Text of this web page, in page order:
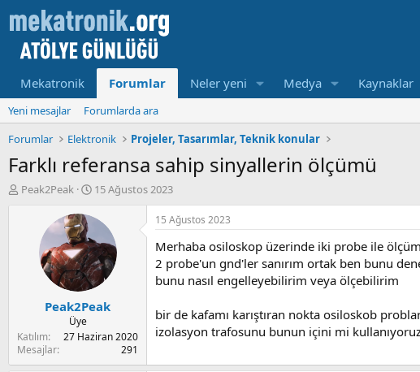
Mekatronik Forumlar Neler yeni Medya Kaynaklar
Yeni mesajlar
Forumlarda ara
Forumlar
Elektronik Projeler, Tasarımlar, Teknik konular
Farklı referansa sahip sinyallerin ölçümü
K
a
t
a
Peak2Peak
B
ş
a
m
a
t
a
i
i
15 Ağustos 2023
Peak2Peak
Üye
Katılım
27 Haziran 2020
Mesajlar
291
15 Ağustos 2023
Merhaba osiloskop üzerinde iki probe ile
2 probe'un gnd'ler sanırım ortak ben bunu
bunu nasıl engelleyebilirim veya ölçebilirim
bir de kafamı karıştıran nokta osiloskob
izolasyon trafosunu bunun içini mi